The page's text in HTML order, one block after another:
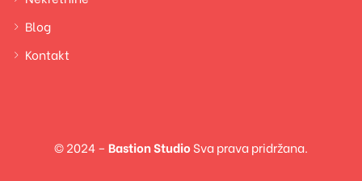
Blog
Kontakt
© 2024 – Bastion StudioSva prava pridržana.